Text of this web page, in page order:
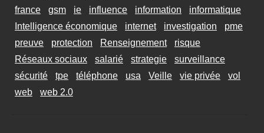
france
gsm ie influence information
informatique
Intelligence économique
internet investigation
pme
preuve
protection Renseignement
risque
Réseaux sociaux
salarié strategie
surveillance
sécurité
tpe téléphone usa Veille vie privée
vol
web
web 2.0